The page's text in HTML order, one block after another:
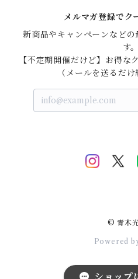
メルマガ登録でク
新商品やキャンペーンなど
す。
【不定期開催だけど】お得な
（メールを送るだ
© 青木
Powered
ショップ